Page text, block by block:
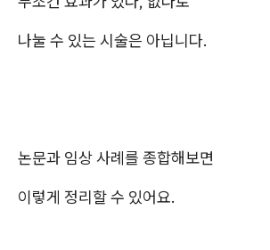
나눌 수 있는 시술은 아닙니다.
논문과 임상 사례를 종합해보면
이렇게 정리할 수 있어요.